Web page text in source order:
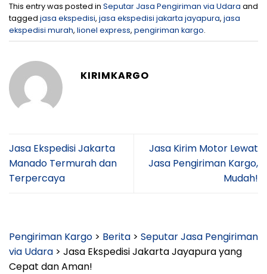
This entry was posted in Seputar Jasa Pengiriman via Udara and
tagged jasa ekspedisi, jasa ekspedisi jakarta jayapura, jasa
ekspedisi murah, lionel express, pengiriman kargo.
KIRIMKARGO
Jasa Ekspedisi Jakarta
Manado Termurah dan
Terpercaya
Jasa Kirim Motor Lewat
Jasa Pengiriman Kargo,
Mudah!
Pengiriman Kargo > Berita > Seputar Jasa Pengiriman
via Udara > Jasa Ekspedisi Jakarta Jayapura yang
Cepat dan Aman!